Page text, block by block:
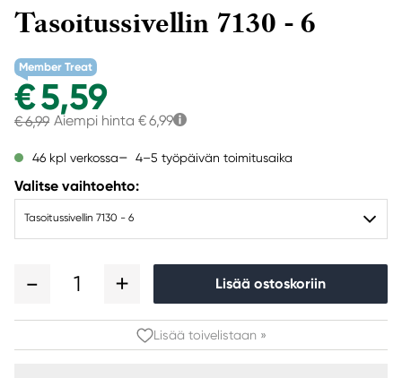
Tasoitussivellin 7130 - 6
Member Treat
€ 5,59
€ 6,99 Aiempi hinta € 6,99
46 kpl verkossa 4–5 työpäivän toimitusaika
Valitse vaihtoehto:
Tasoitussivellin 7130 - 6
1 Lisää ostoskoriin
Lisää toivelistaan »